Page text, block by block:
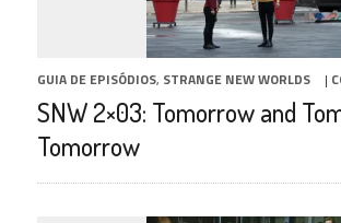
GUIA DE EPISÓDIOS, STRANGE NEW WORLDS |
SNW 2×03: Tomorrow and
Tomorrow